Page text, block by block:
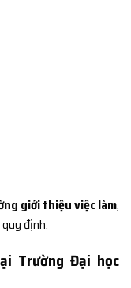
giới thiệu việc làm,
định.
Trường Đại học